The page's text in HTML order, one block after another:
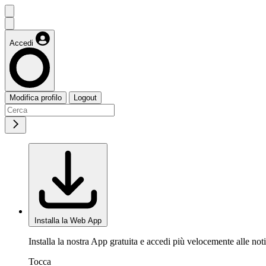
Accedi
Modifica profilo Logout
Installa la Web App
Installa la nostra App gratuita e accedi più velocemente alle
Tocca